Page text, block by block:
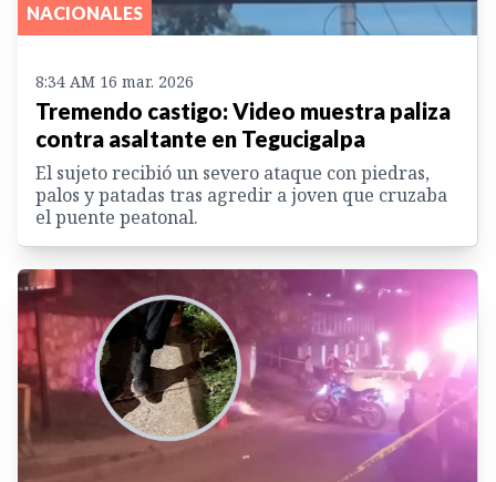
NACIONALES
8:34 AM 16 mar. 2026
Tremendo castigo: Video muestra paliza
contra asaltante en Tegucigalpa
El sujeto recibió un severo ataque con piedras,
palos y patadas tras agredir a joven que cruzaba
el puente peatonal.